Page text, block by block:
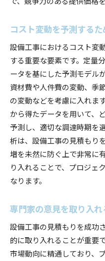
コスト変動を予測する
設備工事におけるコスト変
する重要な要素です。定量
ータを基にした予測モデル
資材費や人件費の変動、季
の変動などを考慮に入れま
から得たデータを用いて、
予測し、適切な調達時期を
析は、設備工事の見積もり
増を未然に防ぐ上で非常に
り入れることで、プロジェ
なります。
専門家の意見を取り入
設備工事の見積もりを成功
的に取り入れることが重要
市場動向に精通しており、